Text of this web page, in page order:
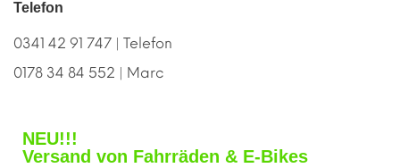
Telefon
0341 42 91 747 | Telefon
0178 34 84 552 | Marc
NEU!!!
Versand von Fahrräden & E-Bikes